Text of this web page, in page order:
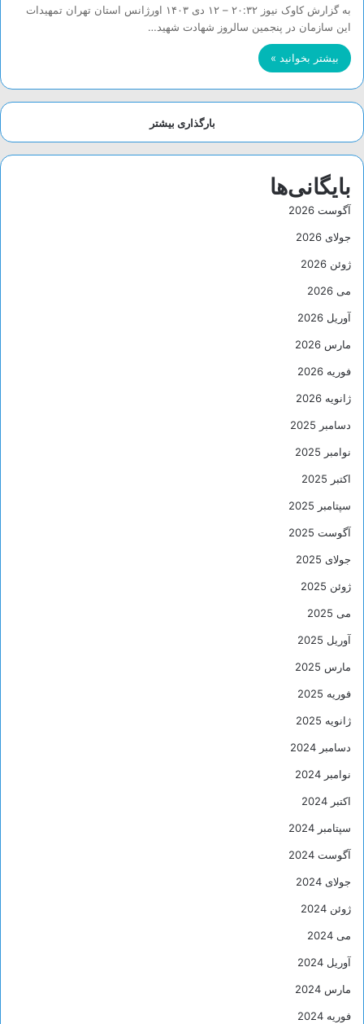
به گزارش کاوک نیوز ۲۰:۳۲ – ۱۲ دی ۱۴۰۳ اورژانس استان تهران تمهیدات
این سازمان در پنجمین سالروز شهادت شهید…
بیشتر بخوانید »
بارگذاری بیشتر
بایگانی‌ها
آگوست 2026
جولای 2026
ژوئن 2026
می 2026
آوریل 2026
مارس 2026
فوریه 2026
ژانویه 2026
دسامبر 2025
نوامبر 2025
اکتبر 2025
سپتامبر 2025
آگوست 2025
جولای 2025
ژوئن 2025
می 2025
آوریل 2025
مارس 2025
فوریه 2025
ژانویه 2025
دسامبر 2024
نوامبر 2024
اکتبر 2024
سپتامبر 2024
آگوست 2024
جولای 2024
ژوئن 2024
می 2024
آوریل 2024
مارس 2024
فوریه 2024